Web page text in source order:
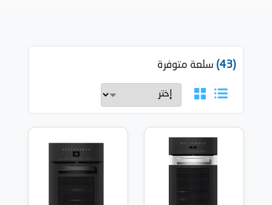
(43) سلعة متوفرة